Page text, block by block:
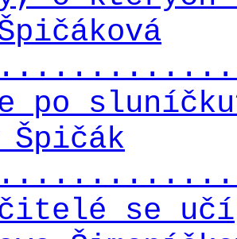
po
Špičák
se učí